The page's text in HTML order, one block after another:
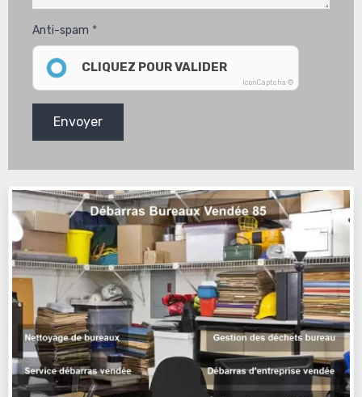
Anti-spam
CLIQUEZ POUR VALIDER
IconCaptcha ©
Envoyer